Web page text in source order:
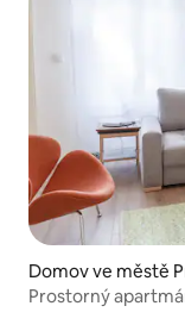
Domov ve městě
Prostorný